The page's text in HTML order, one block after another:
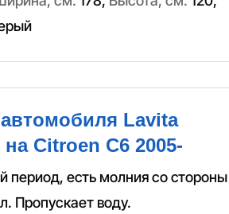
Lavita
Citroen C6 2005-
период, есть молния со стороны
Пропускает воду.